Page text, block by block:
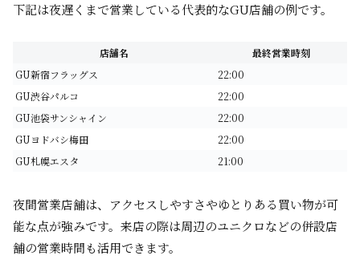
下記は夜遅くまで営業している代表的なGU店舗の例です。
店舗名
最終営業時刻
GU新宿フラッグス
22:00
GU渋谷パルコ
22:00
GU池袋サンシャイン
22:00
GUヨドバシ梅田
22:00
GU札幌エスタ
21:00
夜間営業店舗は、アクセスしやすさやゆとりある買い物が可
能な点が強みです。来店の際は周辺のユニクロなどの併設店
舗の営業時間も活用できます。